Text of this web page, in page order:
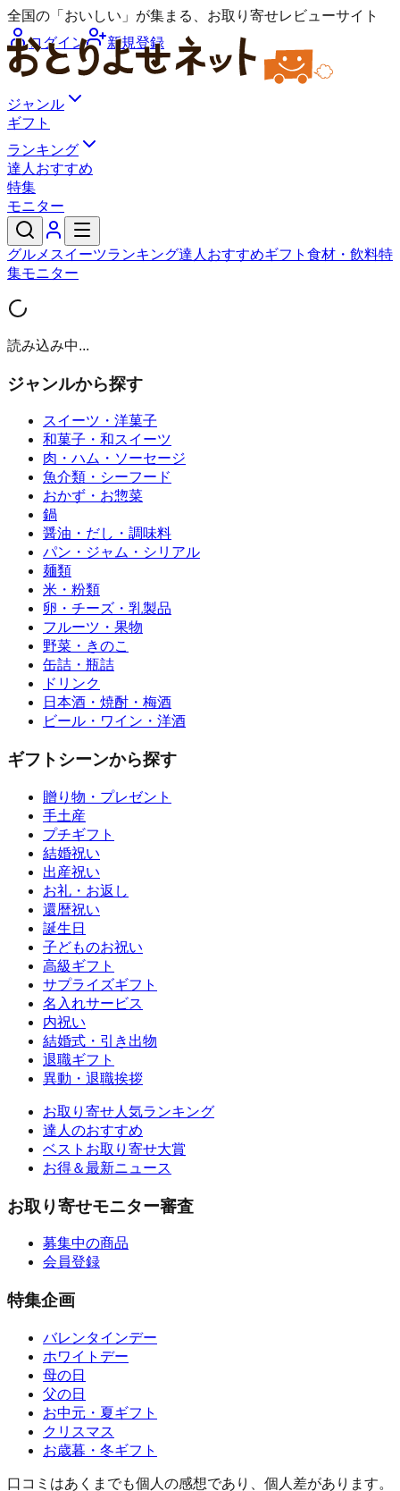
全国の「おいしい」が集まる、お取り寄せレビューサイト
ログイン
新規登録
ジャンル
ギフト
ランキング
達人おすすめ
特集
モニター
グルメ スイーツランキング達人おすすめギフト 食材・飲料特
集モニター
読み込み中...
ジャンルから探す
スイーツ・洋菓子
和菓子・和スイーツ
肉・ハム・ソーセージ
魚介類・シーフード
おかず・お惣菜
鍋
醤油・だし・調味料
パン・ジャム・シリアル
麺類
米・粉類
卵・チーズ・乳製品
フルーツ・果物
野菜・きのこ
缶詰・瓶詰
ドリンク
日本酒・焼酎・梅酒
ビール・ワイン・洋酒
ギフトシーンから探す
贈り物・プレゼント
手土産
プチギフト
結婚祝い
出産祝い
お礼・お返し
還暦祝い
誕生日
子どものお祝い
高級ギフト
サプライズギフト
名入れサービス
内祝い
結婚式・引き出物
退職ギフト
異動・退職挨拶
お取り寄せ人気ランキング
達人のおすすめ
ベストお取り寄せ大賞
お得＆最新ニュース
お取り寄せモニター審査
募集中の商品
会員登録
特集企画
バレンタインデー
ホワイトデー
母の日
父の日
お中元・夏ギフト
クリスマス
お歳暮・冬ギフト
口コミはあくまでも個人の感想であり、個人差があります。